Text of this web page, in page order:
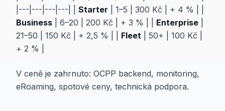
|---|---|---|---| | Starter | 1–5 | 300 Kč | + 4 % | |
Business | 6–20 | 200 Kč | + 3 % | | Enterprise
21–50 | 150 Kč | + 2,5 % | | Fleet | 50+ | 100 Kč |
+ 2 % |
V ceně je zahrnuto: OCPP backend, monitoring,
eRoaming, spotové ceny, technická podpora.